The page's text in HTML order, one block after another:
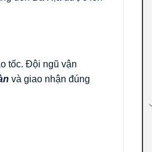
tốc. Đội ngũ vận
và giao nhận đúng